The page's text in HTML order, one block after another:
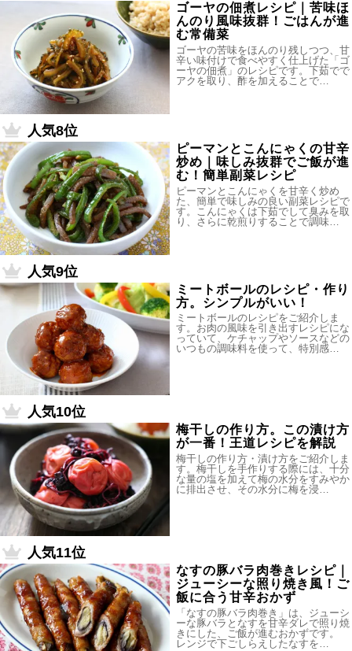
ゴーヤの佃煮レシピ｜苦味ほ
んのり風味抜群！ごはんが進
む常備菜
ゴーヤの苦味をほんのり残しつつ、甘
辛い味付けで食べやすく仕上げた「ゴ
ーヤの佃煮」のレシピです。下茹でで
アクを取り、酢を加えることで…
人気8位
ピーマンとこんにゃくの甘辛
炒め｜味しみ抜群でご飯が進
む！簡単副菜レシピ
ピーマンとこんにゃくを甘辛く炒め
た、簡単で味しみの良い副菜レシピで
す。こんにゃくは下茹でして臭みを取
り、さらに乾煎りすることで調味…
人気9位
ミートボールのレシピ・作り
方。シンプルがいい！
ミートボールのレシピをご紹介しま
す。お肉の風味を引き出すレシピにな
っていて、ケチャップやソースなどの
いつもの調味料を使って、特別感…
人気10位
梅干しの作り方。この漬け方
が一番！王道レシピを解説
梅干しの作り方・漬け方をご紹介しま
す。梅干しを手作りする際には、十分
な量の塩を加えて梅の水分をすみやか
に排出させ、その水分に梅を浸…
人気11位
なすの豚バラ肉巻きレシピ｜
ジューシーな照り焼き風！ご
飯に合う甘辛おかず
「なすの豚バラ肉巻き」は、ジューシ
ーな豚バラとなすを甘辛ダレで照り焼
きにした、ご飯が進むおかずです。
レンジで下ごしらえしたなすを…